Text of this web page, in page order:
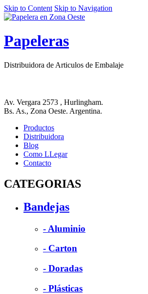
Skip to Content Skip to Navigation
Papeleras
Distribuidora de Articulos de Embalaje
Av. Vergara 2573 , Hurlingham.
Bs. As., Zona Oeste. Argentina.
Productos
Distribuidora
Blog
Como LLegar
Contacto
CATEGORIAS
Bandejas
- Aluminio
- Carton
- Doradas
- Plásticas